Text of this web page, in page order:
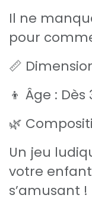
Il ne
pour
📏
👦 Âge : Dès
🌿
Un jeu
votre
s’amusant !